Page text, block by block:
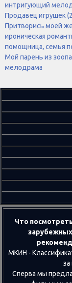
интригующий
Продавец игрушек
Притворись моей
ироническая
помощница, семья
Мой парень из
мелодрама
Что
МКИН -
Сперва мы